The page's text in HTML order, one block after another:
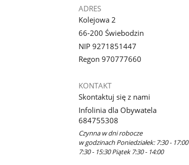
ADRES
Kolejowa 2
66-200 Świebodzin
NIP 9271851447
Regon 970777660
KONTAKT
Skontaktuj się z nami
Infolinia dla Obywatela
684755308
Czynna w dni robocze
w godzinach Poniedziałek: 7:30 -
7:30 - 15:30 Piątek 7:30 - 14:00